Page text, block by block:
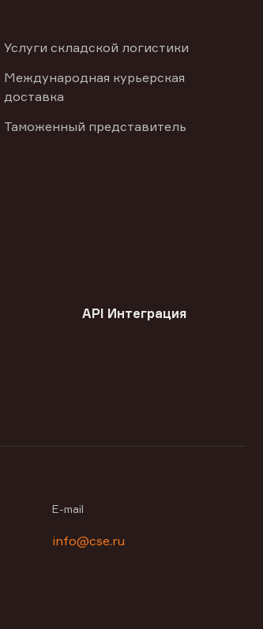
Услуги складской логистики
Международная курьерская
доставка
Таможенный представитель
API Интеграция
E-mail
info@cse.ru